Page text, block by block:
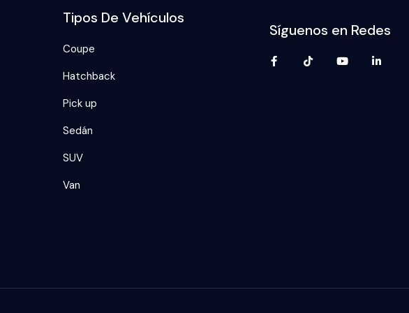
Tipos De Vehículos
Coupe
Hatchback
Pick up
Sedán
SUV
Van
Síguenos en Redes